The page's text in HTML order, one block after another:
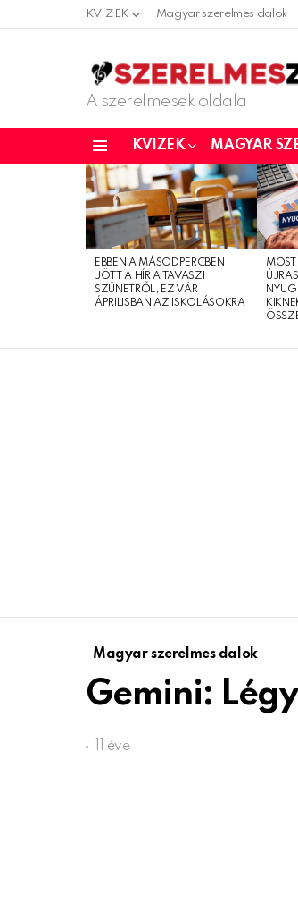
KVIZEK Magyar szerelmes dalok
A szerelmesek oldala
KVIZEK MAGYAR
LATEST
STORIES
EBBEN A MÁSODPERCBEN
JÖTT A HÍR A TAVASZI
SZÜNETRŐL, EZ VÁR
ÁPRILISBAN AZ ISKOLÁSOKRA
Magyar szerelmes dalok
Gemini:
11 éve